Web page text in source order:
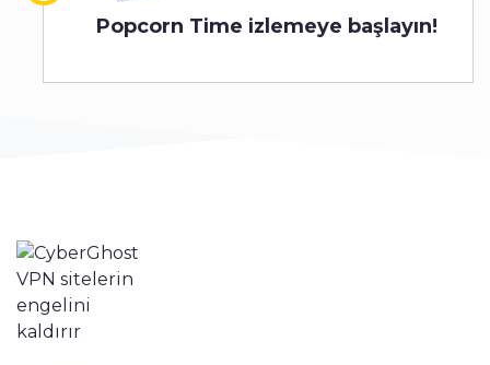
Popcorn Time izlemeye başlayın!